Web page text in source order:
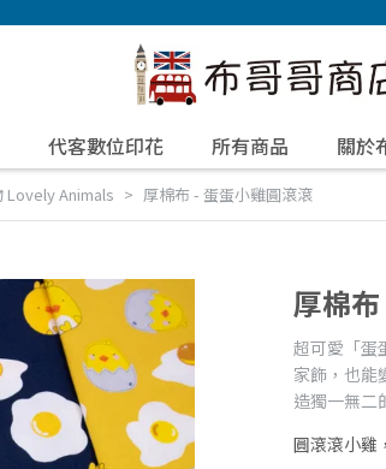
代客數位印花 所有商品 關於
Lovely Animals 厚棉布 - 蛋蛋小雞圓滾滾
厚棉
超可愛「蛋
家飾，也能
造獨一無二
圓滾滾小雞